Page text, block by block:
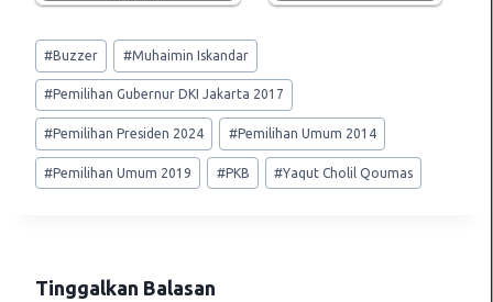
Post
Tags:
#Buzzer #Muhaimin Iskandar
#Pemilihan Gubernur DKI Jakarta 2017
#Pemilihan Presiden 2024 #Pemilihan Umum 2014
#Pemilihan Umum 2019 #PKB #Yaqut Cholil Qoumas
Tinggalkan Balasan